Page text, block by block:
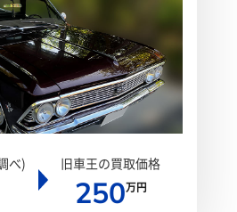
べ) 旧車王の買取価格
250万円